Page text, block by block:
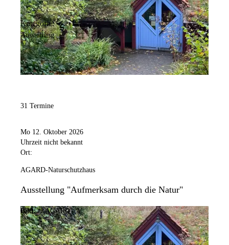
Kategorie:
Ausstellung
31 Termine
Mo 12. Oktober 2026
Uhrzeit nicht bekannt
Ort:
AGARD-Naturschutzhaus
Ausstellung "Aufmerksam durch die Natur"
Bild: © AGARD e.V.